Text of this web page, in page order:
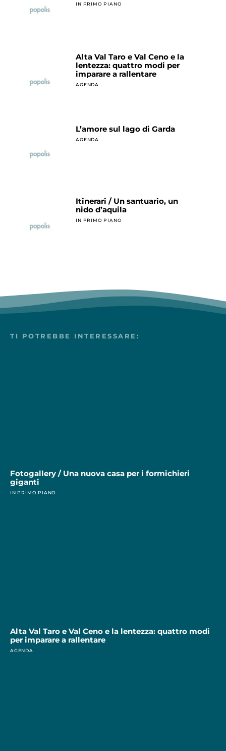
IN PRIMO PIANO
Alta Val Taro e Val Ceno e la
lentezza: quattro modi per
imparare a rallentare
AGENDA
L’amore sul lago di Garda
AGENDA
Itinerari / Un santuario, un
nido d’aquila
IN PRIMO PIANO
TI POTREBBE INTERESSARE:
Fotogallery / Una nuova casa per i formichieri
giganti
IN PRIMO PIANO
Alta Val Taro e Val Ceno e la lentezza: quattro modi
per imparare a rallentare
AGENDA